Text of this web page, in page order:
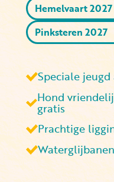
Hemelvaart 2027
Pinksteren 2027
Speciale
Hond
gratis
Prachtige